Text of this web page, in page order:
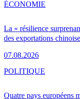
La « résilience
des exportations
07.08.2026
ÉCONOMIE
Quatre pays européens
POLITIQUE